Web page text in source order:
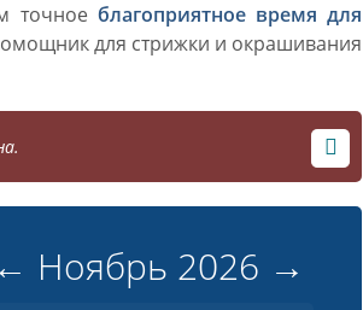
точное благоприятное время для
для стрижки и окрашивания
← Ноябрь 2026 →